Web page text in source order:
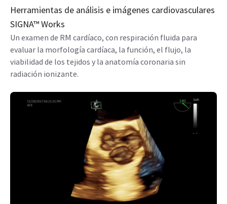
Herramientas de análisis e imágenes cardiovasculares
SIGNA™ Works
Un examen de RM cardíaco, con respiración fluida para
evaluar la morfología cardíaca, la función, el flujo, la
viabilidad de los tejidos y la anatomía coronaria sin
radiación ionizante.